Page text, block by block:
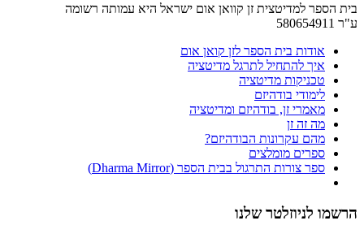
בית הספר למדיטצית זן קוואן אום ישראל היא עמותה רשומה
ע"ר 580654911
אודות בית הספר לזן קואן אום
איך להתחיל לתרגל מדיטציה
טכניקות מדיטציה
לימודי בודהיזם
מאמרי זן, בודהיזם ומדיטציה
מה זה זן
מהם עקרונות הבודהיזם?
ספרים מומלצים
ספר צורות התרגול בבית הספר (Dharma Mirror)
הרשמו לניוזלטר שלנו